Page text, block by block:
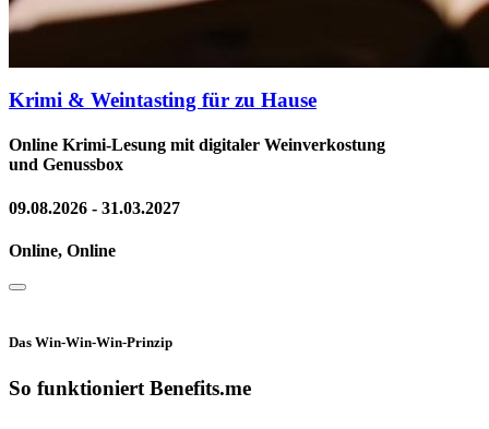
Krimi & Weintasting für zu Hause
Online Krimi-Lesung mit digitaler Weinverkostung
und Genussbox
09.08.2026 - 31.03.2027
Online, Online
Das Win-Win-Win-Prinzip
So funktioniert Benefits.me